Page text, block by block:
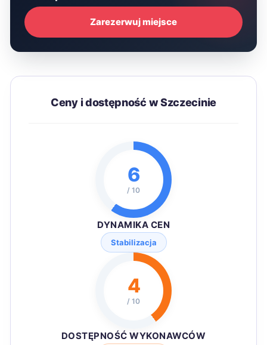
Zarezerwuj miejsce
Ceny i dostępność w Szczecinie
6
/ 10
DYNAMIKA CEN
Stabilizacja
4
/ 10
DOSTĘPNOŚĆ WYKONAWCÓW